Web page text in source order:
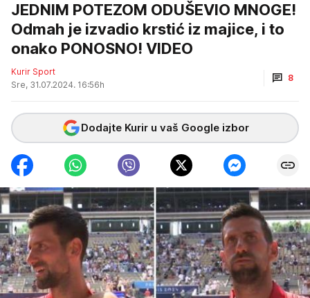
JEDNIM POTEZOM ODUŠEVIO MNOGE!
Odmah je izvadio krstić iz majice, i to
onako PONOSNO! VIDEO
Kurir Sport
Sre, 31.07.2024. 16:56h
8
Dodajte Kurir u vaš Google izbor